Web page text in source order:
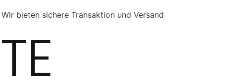
Wir bieten sichere Transaktion und Versand